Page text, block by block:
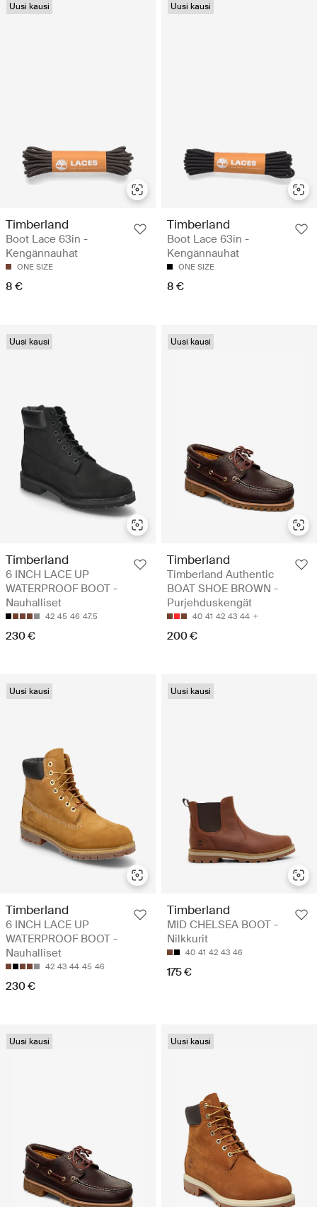
Uusi kausi
Timberland
Boot Lace 63in -
Kengännauhat
ONE SIZE
8 €
Uusi kausi
Timberland
Boot Lace 63in -
Kengännauhat
ONE SIZE
8 €
Uusi kausi
Timberland
6 INCH LACE UP
WATERPROOF BOOT -
Nauhalliset
42 45 46 47.5
230 €
Uusi kausi
Timberland
Timberland Authentic
BOAT SHOE BROWN -
Purjehduskengät
40 41 42 43 44
200 €
Uusi kausi
Timberland
6 INCH LACE UP
WATERPROOF BOOT -
Nauhalliset
42 43 44 45 46
230 €
Uusi kausi
Timberland
MID CHELSEA BOOT -
Nilkkurit
40 41 42 43 46
175 €
Uusi kausi Uusi kausi